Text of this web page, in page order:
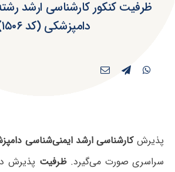
ظرفیت کنکور کارشناسی ارشد
دامپزشکی (کد ۱۵۰۶)
پذیرشکارشناسی ارشد ایمنی‌شناسی
سراسری صورت می‌گیرد.ظرفیت پذیرش